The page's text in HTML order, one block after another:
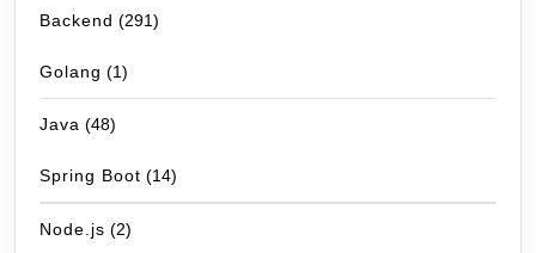
Backend (291)
Golang (1)
Java (48)
Spring Boot (14)
Node.js (2)